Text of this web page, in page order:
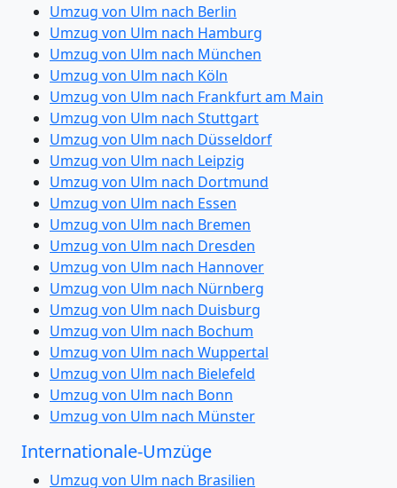
Umzug von Ulm nach Berlin
Umzug von Ulm nach Hamburg
Umzug von Ulm nach München
Umzug von Ulm nach Köln
Umzug von Ulm nach Frankfurt am Main
Umzug von Ulm nach Stuttgart
Umzug von Ulm nach Düsseldorf
Umzug von Ulm nach Leipzig
Umzug von Ulm nach Dortmund
Umzug von Ulm nach Essen
Umzug von Ulm nach Bremen
Umzug von Ulm nach Dresden
Umzug von Ulm nach Hannover
Umzug von Ulm nach Nürnberg
Umzug von Ulm nach Duisburg
Umzug von Ulm nach Bochum
Umzug von Ulm nach Wuppertal
Umzug von Ulm nach Bielefeld
Umzug von Ulm nach Bonn
Umzug von Ulm nach Münster
Internationale-Umzüge
Umzug von Ulm nach Brasilien